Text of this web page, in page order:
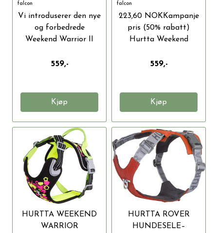
falcon
Vi introduserer den nye
og forbedrede
Weekend Warrior II
559,-
Kjøp
falcon
223,60 NOKKampanje
pris (50% rabatt)
Hurtta Weekend
559,-
Kjøp
HURTTA WEEKEND
WARRIOR
HURTTA ROVER
HUNDESELE–